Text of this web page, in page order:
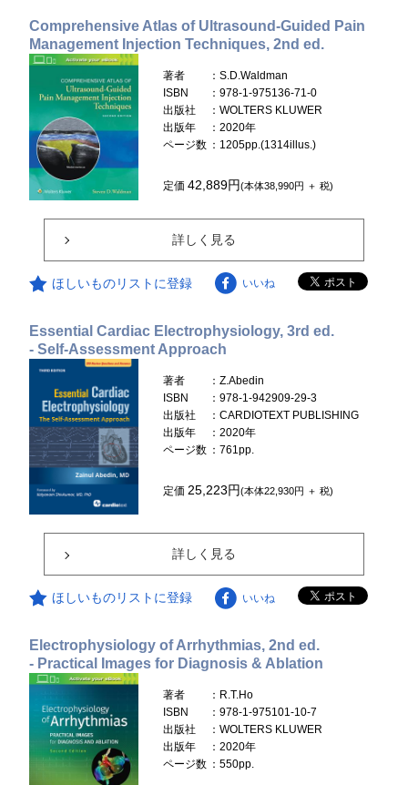
Comprehensive Atlas of Ultrasound-Guided Pain
Management Injection Techniques, 2nd ed.
著者
：S.D.Waldman
ISBN
：978-1-975136-71-0
出版社
：WOLTERS KLUWER
出版年
：2020年
ページ数 ：1205pp.(1314illus.)
定価42,889円(本体38,990円 ＋ 税)
詳しく見る
ほしいものリストに登録 いいね
Essential Cardiac Electrophysiology, 3rd ed.
- Self-Assessment Approach
著者
：Z.Abedin
ISBN
：978-1-942909-29-3
出版社
：CARDIOTEXT PUBLISHING
出版年
：2020年
ページ数 ：761pp.
定価 25,223円(本体22,930円 ＋ 税)
詳しく見る
ほしいものリストに登録 いいね
Electrophysiology of Arrhythmias, 2nd ed.
- Practical Images for Diagnosis & Ablation
著者
：R.T.Ho
ISBN
：978-1-975101-10-7
出版社
：WOLTERS KLUWER
出版年
：2020年
ページ数 ：550pp.